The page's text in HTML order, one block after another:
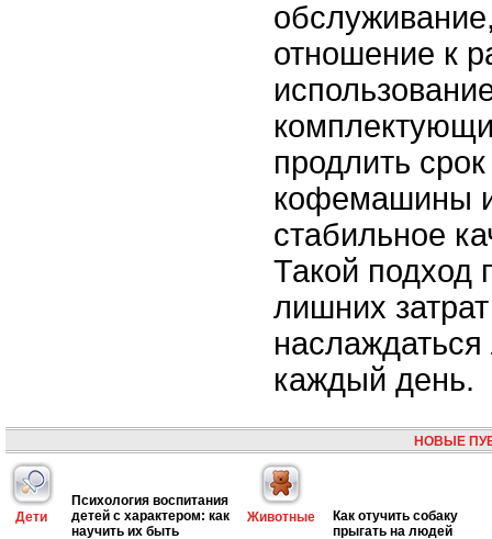
отношение к
продлить
кофемашины
стабильное
Такой подход
лишних
каждый день.
НОВЫЕ
Дети
Психология воспитания
детей с характером: как
научить их быть
Животные
Как отучить собаку
прыгать на людей